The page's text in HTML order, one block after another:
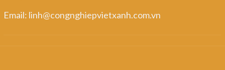
Email: linh@congnghiepvietxanh.com.vn